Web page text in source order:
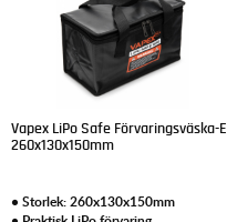
Vapex LiPo Safe Förvaringsväska-E
260x130x150mm
• Storlek: 260x130x150mm